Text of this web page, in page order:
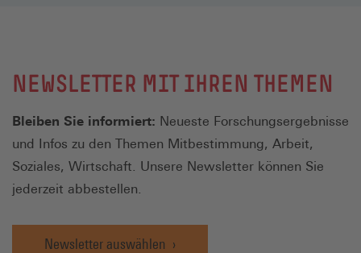
NEWSLETTER MIT IHREN THEMEN
Bleiben Sie informiert: Neueste Forschungsergebnisse
und Infos zu den Themen Mitbestimmung, Arbeit,
Soziales, Wirtschaft. Unsere Newsletter können Sie
jederzeit abbestellen.
Newsletter auswählen